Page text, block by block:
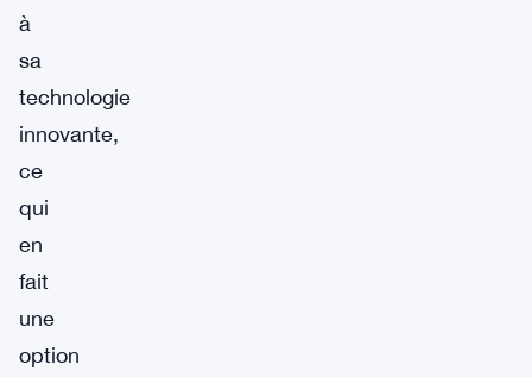
à
sa
technologie
innovante,
ce
qui
en
fait
une
option